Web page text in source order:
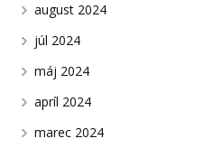
august 2024
júl 2024
máj 2024
apríl 2024
marec 2024